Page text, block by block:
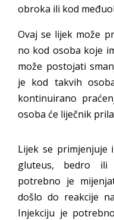
obroka ili kod
Ovaj se lijek može
no kod osoba koje
može postojati
je kod takvih
kontinuirano
osoba će liječnik
Lijek se primjenjuje
gluteus, bedro
potrebno je
došlo do reakcije
Injekciju je